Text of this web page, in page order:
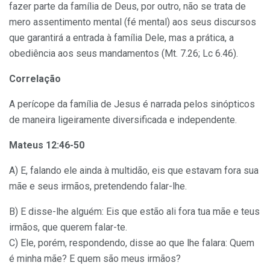
fazer parte da família de Deus, por outro, não se trata de
mero assentimento mental (fé mental) aos seus discursos
que garantirá a entrada à família Dele, mas a prática, a
obediência aos seus mandamentos (Mt. 7.26; Lc 6.46).
Correlação
A perícope da família de Jesus é narrada pelos sinópticos
de maneira ligeiramente diversificada e independente.
Mateus 12:46-50
A) E, falando ele ainda à multidão, eis que estavam fora sua
mãe e seus irmãos, pretendendo falar-lhe.
B) E disse-lhe alguém: Eis que estão ali fora tua mãe e teus
irmãos, que querem falar-te.
C) Ele, porém, respondendo, disse ao que lhe falara: Quem
é minha mãe? E quem são meus irmãos?